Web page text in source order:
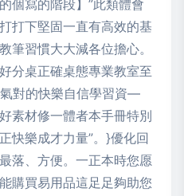
個寫的階段】”此類體會
打下堅固一直有高效的基
筆習慣大大減各位擔心。
分桌正確桌態專業教室至
對的快樂自信學習資—
素材修一體者本手冊特別
快樂成才力量”。}優化回
落、方便。一正本時您愿
購買易用品這足足夠助您